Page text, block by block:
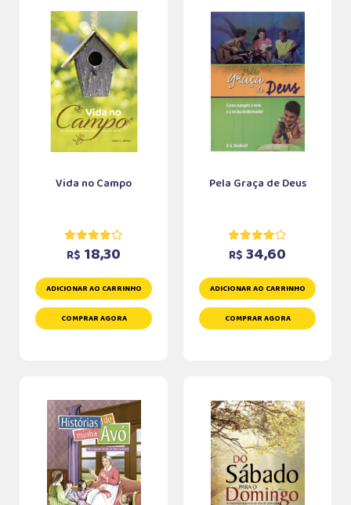
Vida no Campo
R$ 18,30
ADICIONAR AO CARRINHO
COMPRAR AGORA
Pela Graça de Deus
R$ 34,60
ADICIONAR AO CARRINHO
COMPRAR AGORA